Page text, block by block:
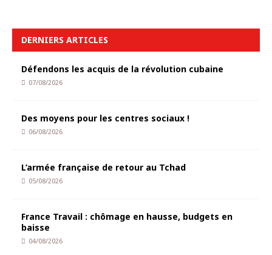
DERNIERS ARTICLES
Défendons les acquis de la révolution cubaine
07/08/2026
Des moyens pour les centres sociaux !
06/08/2026
L’armée française de retour au Tchad
05/08/2026
France Travail : chômage en hausse, budgets en
baisse
04/08/2026